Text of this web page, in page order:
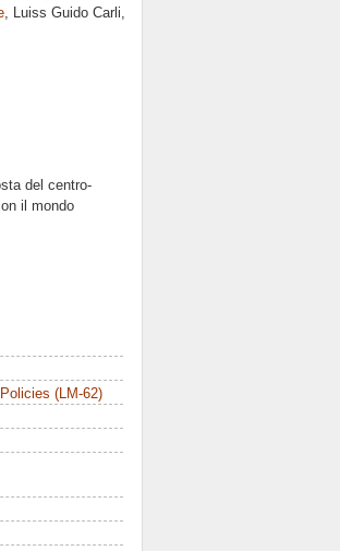
, Luiss Guido Carli,
del centro-
il mondo
(LM-62)